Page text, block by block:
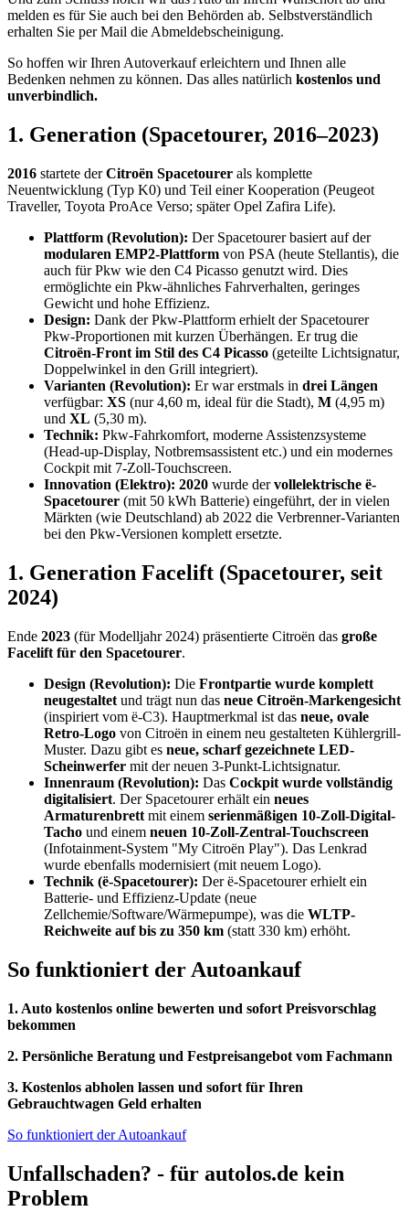
melden es für Sie auch bei den Behörden ab. Selbstverständlich
erhalten Sie per Mail die Abmeldebscheinigung.
So hoffen wir Ihren Autoverkauf erleichtern und Ihnen alle
Bedenken nehmen zu können. Das alles natürlich kostenlos und
unverbindlich.
1. Generation (Spacetourer, 2016–2023)
2016 startete derCitroën Spacetourer als komplette
Neuentwicklung (Typ K0) und Teil einer Kooperation (Peugeot
Traveller, Toyota ProAce Verso; später Opel Zafira Life).
Plattform (Revolution): Der Spacetourer basiert auf der
modularen EMP2-Plattform von PSA (heute Stellantis), die
auch für Pkw wie den C4 Picasso genutzt wird. Dies
ermöglichte ein Pkw-ähnliches Fahrverhalten, geringes
Gewicht und hohe Effizienz.
Design: Dank der Pkw-Plattform erhielt der Spacetourer
Pkw-Proportionen mit kurzen Überhängen. Er trug die
Citroën-Front im Stil des C4 Picasso (geteilte Lichtsignatur,
Doppelwinkel in den Grill integriert).
Varianten (Revolution): Er war erstmals in drei Längen
verfügbar: XS (nur 4,60 m, ideal für die Stadt), M (4,95 m)
und XL (5,30 m).
Technik: Pkw-Fahrkomfort, moderne Assistenzsysteme
(Head-up-Display, Notbremsassistent etc.) und ein modernes
Cockpit mit 7-Zoll-Touchscreen.
Innovation (Elektro): 2020 wurde dervollelektrische ë-
Spacetourer (mit 50 kWh Batterie) eingeführt, der in vielen
Märkten (wie Deutschland) ab 2022 die Verbrenner-Varianten
bei den Pkw-Versionen komplett ersetzte.
1. Generation Facelift (Spacetourer, seit
2024)
Ende 2023 (für Modelljahr 2024) präsentierte Citroën das große
Facelift für den Spacetourer.
Design (Revolution): Die Frontpartie wurde komplett
neugestaltet und trägt nun das neue Citroën-Markengesicht
(inspiriert vom ë-C3). Hauptmerkmal ist das neue, ovale
Retro-Logo von Citroën in einem neu gestalteten Kühlergrill-
Muster. Dazu gibt es neue, scharf gezeichnete LED-
Scheinwerfer mit der neuen 3-Punkt-Lichtsignatur.
Innenraum (Revolution): Das Cockpit wurde vollständig
digitalisiert. Der Spacetourer erhält ein neues
Armaturenbrett mit einem serienmäßigen 10-Zoll-Digital-
Tacho und einem neuen 10-Zoll-Zentral-Touchscreen
(Infotainment-System "My Citroën Play"). Das Lenkrad
wurde ebenfalls modernisiert (mit neuem Logo).
Technik (ë-Spacetourer): Der ë-Spacetourer erhielt ein
Batterie- und Effizienz-Update (neue
Zellchemie/Software/Wärmepumpe), was die WLTP-
Reichweite auf bis zu 350 km (statt 330 km) erhöht.
So funktioniert der Autoankauf
1. Auto kostenlos online bewerten und sofort Preisvorschlag
bekommen
2. Persönliche Beratung und Festpreisangebot vom Fachmann
3. Kostenlos abholen lassen und sofort für Ihren
Gebrauchtwagen Geld erhalten
So funktioniert der Autoankauf
Unfallschaden? - für autolos.de kein
Problem